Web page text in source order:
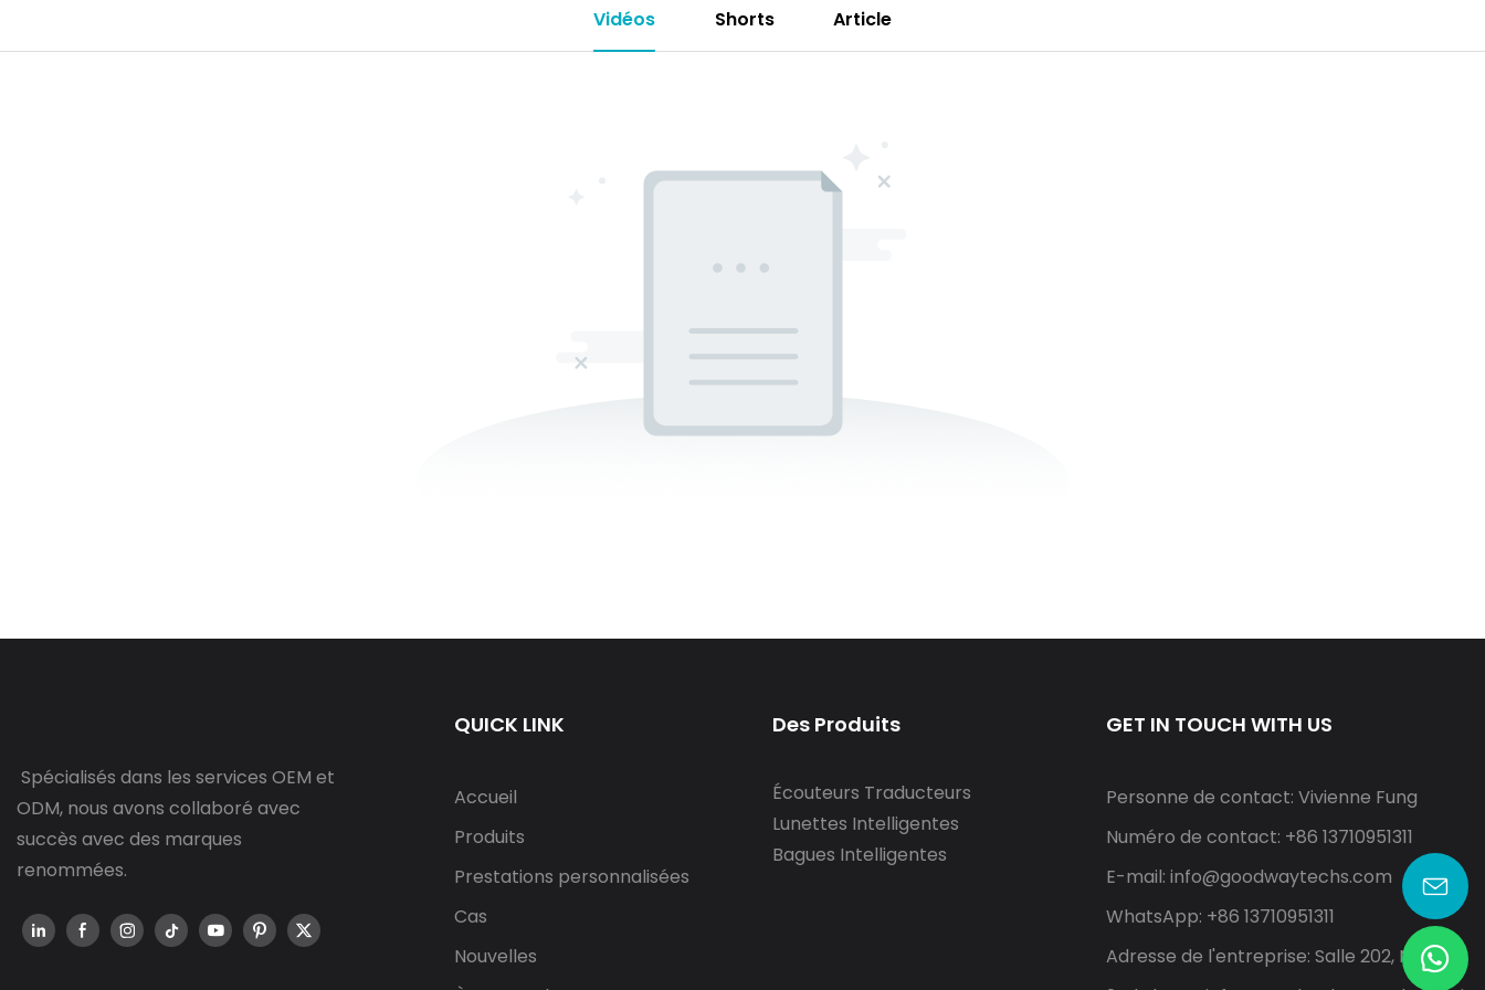
Vidéos Shorts Article
Spécialisés dans les services OEM et
ODM, nous avons collaboré avec
succès avec des marques
renommées.
QUICK LINK
Accueil
Produits
Prestations personnalisées
Cas
Nouvelles
Des Produits
Écouteurs Traducteurs
Lunettes Intelligentes
Bagues Intelligentes
GET IN TOUCH WITH US
Personne de contact: Vivienne Fung
Numéro de contact: +86 13710951311
E-mail: info@goodwaytechs.com
WhatsApp: +86 13710951311
Adresse de l'entreprise: Salle 202, North A,